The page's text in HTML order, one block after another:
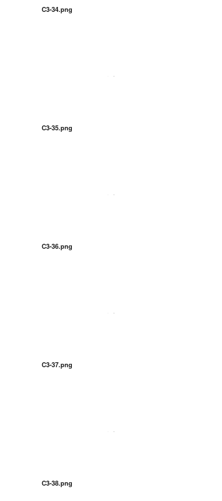
C3-34.png
C3-35.png
C3-36.png
C3-37.png
C3-38.png